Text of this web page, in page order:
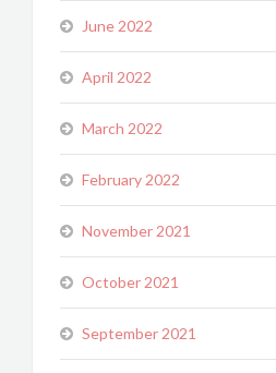
June 2022
April 2022
March 2022
February 2022
November 2021
October 2021
September 2021